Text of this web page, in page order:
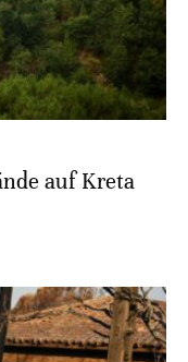
auf Kreta